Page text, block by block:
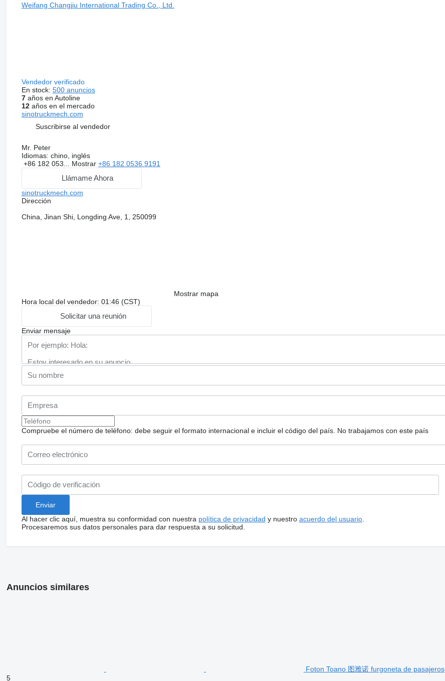
Weifang Changjiu International Trading Co., Ltd.
Vendedor verificado
En stock: 500 anuncios
7años en Autoline
12años en el mercado
sinotruckmech.com
Suscribirse al vendedor
Mr. Peter
Idiomas: chino, inglés
+86 182 053... Mostrar +86 182 0536 9191
Llámame Ahora
sinotruckmech.com
Dirección
China, Jinan Shi, Longding Ave, 1, 250099
Mostrar mapa
Hora local del vendedor: 01:46 (CST)
Solicitar una reunión
Enviar mensaje
Compruebe el número de teléfono: debe seguir el formato internacional e incluir el código del país. No trabajamos con este país
Al hacer clic aquí, muestra su conformidad con nuestra política de privacidad y nuestro acuerdo del usuario.
Procesaremos sus datos personales para dar respuesta a su solicitud.
Anuncios similares
Foton Toano 图雅诺 furgoneta de pasajeros
5